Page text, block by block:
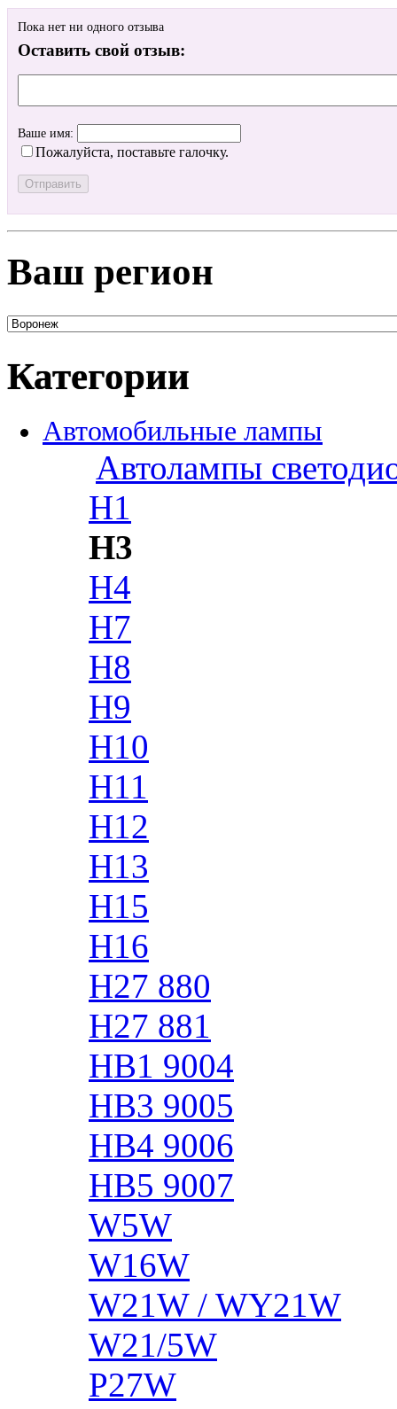
Пока нет ни одного отзыва
Оставить свой отзыв:
Ваше имя:
Пожалуйста, поставьте галочку.
Ваш регион
Категории
Автомобильные лампы
Автолампы
H1
H3
H4
H7
H8
H9
H10
H11
H12
H13
H15
H16
H27 880
H27 881
HB1 9004
HB3 9005
HB4 9006
HB5 9007
W5W
W16W
W21W / WY21W
W21/5W
P27W